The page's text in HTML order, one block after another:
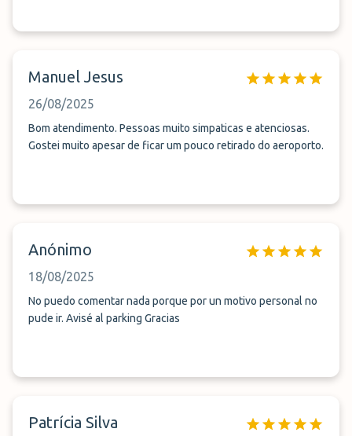
Manuel Jesus
26/08/2025
Bom atendimento. Pessoas muito simpaticas e atenciosas.
Gostei muito apesar de ficar um pouco retirado do aeroporto.
Anónimo
18/08/2025
No puedo comentar nada porque por un motivo personal no
pude ir. Avisé al parking Gracias
Patrícia Silva